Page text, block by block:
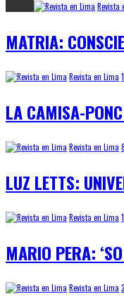
Revista
MATRIA:
Revista en Lima
LA CAMISA-
Revista en Lima
LUZ LETTS:
Revista en Lima
MARIO PERA:
Revista en Lima